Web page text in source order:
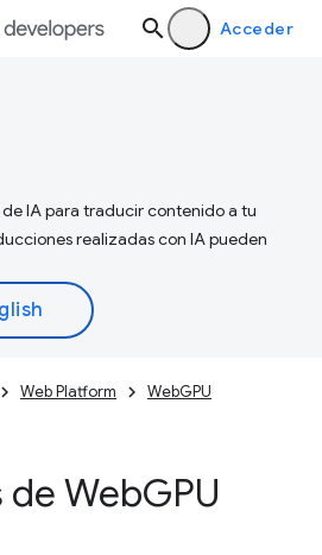
Acceder
IA para traducir contenido a tu
realizadas con IA pueden
Web Platform WebGPU
de WebGPU